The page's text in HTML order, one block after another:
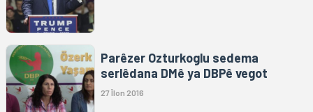
Parêzer Ozturkoglu sedema
serlêdana DMê ya DBPê vegot
27 Îlon 2016